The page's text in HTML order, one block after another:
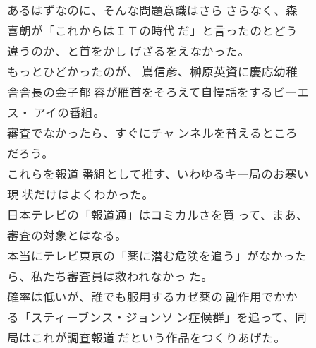
あるはずなのに、そんな問題意識はさら さらなく、森
喜朗が「これからはＩＴの時代 だ」と言ったのとどう
違うのか、と首をかし げざるをえなかった。
もっとひどかったのが、 嶌信彦、榊原英資に慶応幼稚
舎舎長の金子郁 容が雁首をそろえて自慢話をするビーエ
ス・ アイの番組。
審査でなかったら、すぐにチャ ンネルを替えるところ
だろう。
これらを報道 番組として推す、いわゆるキー局のお寒い
現 状だけはよくわかった。
日本テレビの「報道通」はコミカルさを買 って、まあ、
審査の対象とはなる。
本当にテレビ東京の「薬に潜む危険を追う」がなかった
ら、私たち審査員は救われなかっ た。
確率は低いが、誰でも服用するカゼ薬の 副作用でかか
る「スティーブンス・ジョンソ ン症候群」を追って、同
局はこれが調査報道 だという作品をつくりあげた。